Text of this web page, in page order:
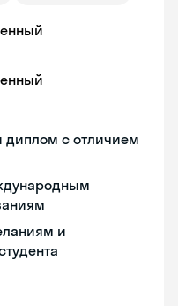
диплом с отличием
и